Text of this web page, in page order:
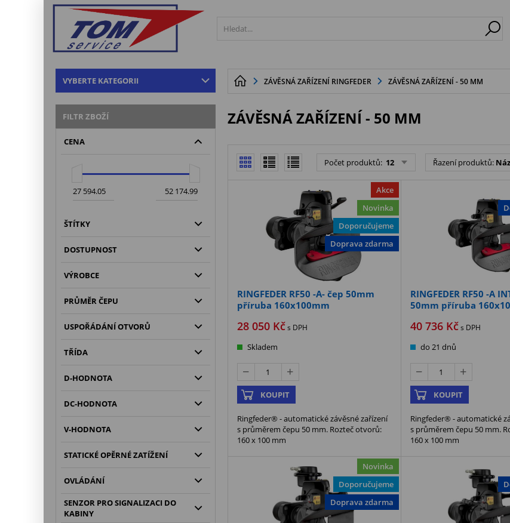
VYBERTE KATEGORII
FILTR ZBOŽÍ
CENA
ŠTÍTKY
DOSTUPNOST
VÝROBCE
PRŮMĚR ČEPU
USPOŘÁDÁNÍ OTVORŮ
TŘÍDA
D-HODNOTA
DC-HODNOTA
V-HODNOTA
STATICKÉ OPĚRNÉ ZATÍŽENÍ
OVLÁDÁNÍ
SENZOR PRO SIGNALIZACI DO
KABINY
ZÁVĚSNÁ ZAŘÍZENÍ RINGFEDER ZÁVĚSNÁ ZAŘÍZENÍ - 50 MM
ZÁVĚSNÁ ZAŘÍZENÍ - 50 MM
Počet produktů: 12 Řazení produktů:
Akce
Novinka
Doporučujeme
Doprava zdarma
RINGFEDER RF50 -A- čep 50mm
příruba 160x100mm
28 050Kč s DPH
Skladem
KOUPIT
Ringfeder® - automatické závěsné zařízení
s průměrem čepu 50 mm. Rozteč otvorů:
160 x 100 mm
RINGFEDER RF50 -A
50mm příruba
40 736Kčs DPH
do 21 dnů
KOUPIT
Ringfeder® - automatické
s průměrem čepu 50 mm.
160 x 100 mm
Novinka
Doporučujeme
Doprava zdarma